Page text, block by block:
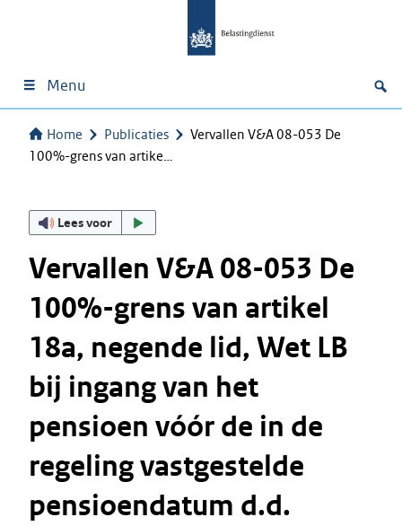
Menu
Home Publicaties
Vervallen V&A 08-053 De
100%-grens van artike…
Lees voor
Vervallen V&A 08-053 De
100%-grens van artikel
18a, negende lid, Wet LB
bij ingang van het
pensioen vóór de in de
regeling vastgestelde
pensioendatum d.d.